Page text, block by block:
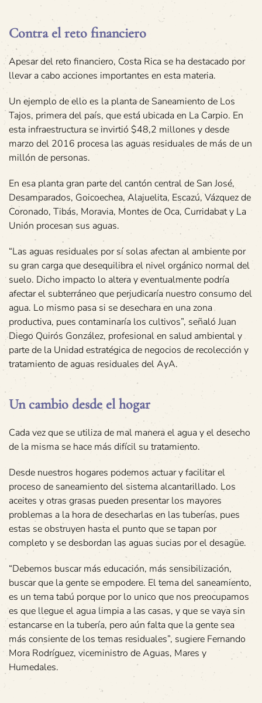
Contra el reto financiero
Apesar del reto financiero, Costa Rica se ha destacado por
llevar a cabo acciones importantes en esta materia.
Un ejemplo de ello es la planta de Saneamiento de Los
Tajos, primera del país, que está ubicada en La Carpio. En
esta infraestructura se invirtió $48,2 millones y desde
marzo del 2016 procesa las aguas residuales de más de un
millón de personas.
En esa planta gran parte del cantón central de San José,
Desamparados, Goicoechea, Alajuelita, Escazú, Vázquez de
Coronado, Tibás, Moravia, Montes de Oca, Curridabat y La
Unión procesan sus aguas.
“Las aguas residuales por sí solas afectan al ambiente por
su gran carga que desequilibra el nivel orgánico normal del
suelo. Dicho impacto lo altera y eventualmente podría
afectar el subterráneo que perjudicaría nuestro consumo del
agua. Lo mismo pasa si se desechara en una zona
productiva, pues contaminaría los cultivos”, señaló Juan
Diego Quirós González, profesional en salud ambiental y
parte de la Unidad estratégica de negocios de recolección y
tratamiento de aguas residuales del AyA.
Un cambio desde el hogar
Cada vez que se utiliza de mal manera el agua y el desecho
de la misma se hace más difícil su tratamiento.
Desde nuestros hogares podemos actuar y facilitar el
proceso de saneamiento del sistema alcantarillado. Los
aceites y otras grasas pueden presentar los mayores
problemas a la hora de desecharlas en las tuberías, pues
estas se obstruyen hasta el punto que se tapan por
completo y se desbordan las aguas sucias por el desagüe.
“Debemos buscar más educación, más sensibilización,
buscar que la gente se empodere. El tema del saneamiento,
es un tema tabú porque por lo unico que nos preocupamos
es que llegue el agua limpia a las casas, y que se vaya sin
estancarse en la tubería, pero aún falta que la gente sea
más consiente de los temas residuales”, sugiere Fernando
Mora Rodríguez, viceministro de Aguas, Mares y
Humedales.